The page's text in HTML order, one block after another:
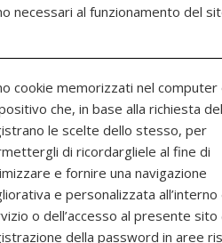
necessari al funzionamento del
cookie memorizzati nel
che, in base alla richiesta
le scelte dello stesso, per
di ricordargliele al fine di
e fornire una navigazione
e personalizzata all’interno
o dell’accesso al presente sito
della password in aree